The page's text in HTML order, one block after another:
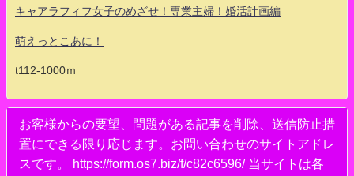
キャアラフィフ女子のめざせ！専業主婦！婚活計画編
萌えっとこあに！
t112-1000ｍ
お客様からの要望、問題がある記事を削除、送信防止措
置にできる限り応じます。お問い合わせのサイトアドレ
スです。 https://form.os7.biz/f/c82c6596/ 当サイトは各